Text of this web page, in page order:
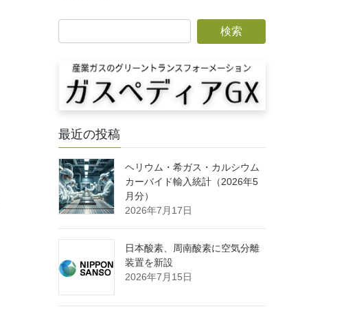
最近の投稿
ヘリウム・希ガス・カルシウム
カーバイド輸入統計（2026年5
月分）
2026年7月17日
日本酸素、周南酸素に空気分離
装置を新設
2026年7月15日